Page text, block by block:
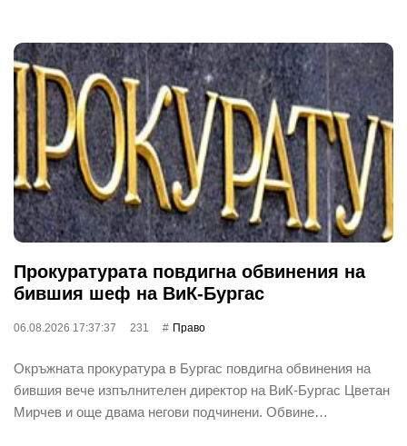
Прокуратурата повдигна обвинения на
бившия шеф на ВиК-Бургас
06.08.2026 17:37:37 231 Право
Окръжната прокуратура в Бургас повдигна обвинения на
бившия вече изпълнителен директор на ВиК-Бургас Цветан
Мирчев и още двама негови подчинени. Обвине…